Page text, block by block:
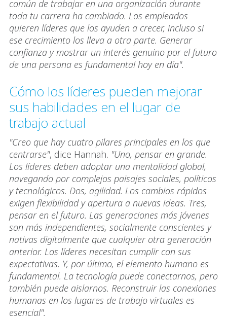
común de trabajar en una organización durante
toda tu carrera ha cambiado. Los empleados
quieren líderes que los ayuden a crecer, incluso si
ese crecimiento los lleva a otra parte. Generar
confianza y mostrar un interés genuino por el futuro
de una persona es fundamental hoy en día".
Cómo los líderes pueden mejorar
sus habilidades en el lugar de
trabajo actual
"Creo que hay cuatro pilares principales en los que
centrarse", dice Hannah. "Uno, pensar en grande.
Los líderes deben adoptar una mentalidad global,
navegando por complejos paisajes sociales, políticos
y tecnológicos. Dos, agilidad. Los cambios rápidos
exigen flexibilidad y apertura a nuevas ideas. Tres,
pensar en el futuro. Las generaciones más jóvenes
son más independientes, socialmente conscientes y
nativas digitalmente que cualquier otra generación
anterior. Los líderes necesitan cumplir con sus
expectativas. Y, por último, el elemento humano es
fundamental. La tecnología puede conectarnos, pero
también puede aislarnos. Reconstruir las conexiones
humanas en los lugares de trabajo virtuales es
esencial".